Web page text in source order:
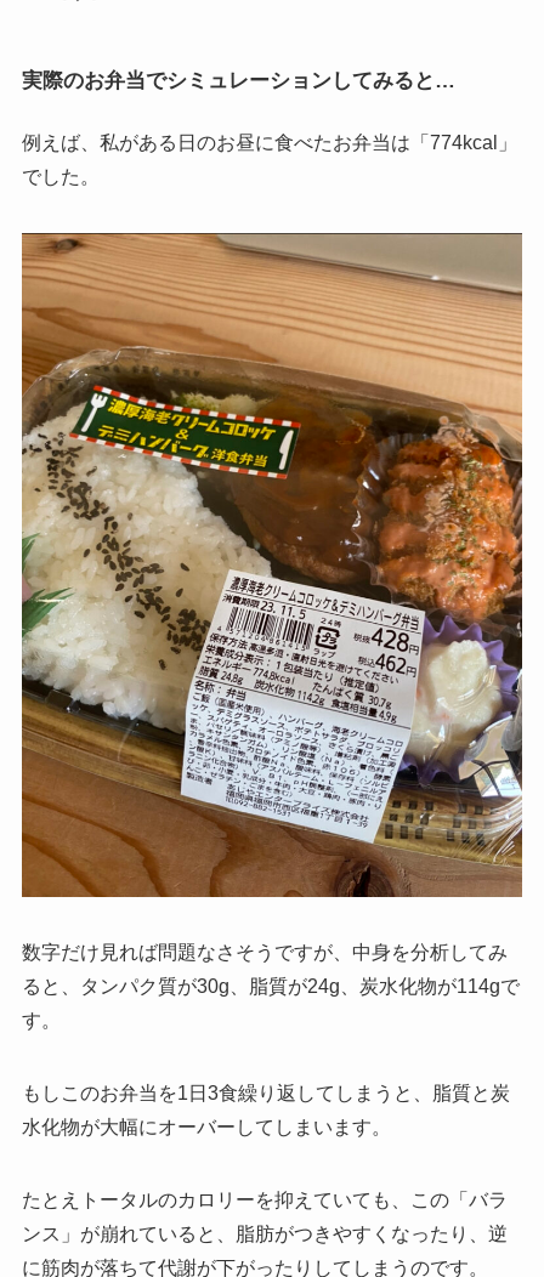
実際のお弁当でシミュレーションしてみると…
例えば、私がある日のお昼に食べたお弁当は「774kcal」
でした。
数字だけ見れば問題なさそうですが、中身を分析してみ
ると、タンパク質が30g、脂質が24g、炭水化物が114gで
す。
もしこのお弁当を1日3食繰り返してしまうと、脂質と炭
水化物が大幅にオーバーしてしまいます。
たとえトータルのカロリーを抑えていても、この「バラ
ンス」が崩れていると、脂肪がつきやすくなったり、逆
に筋肉が落ちて代謝が下がったりしてしまうのです。